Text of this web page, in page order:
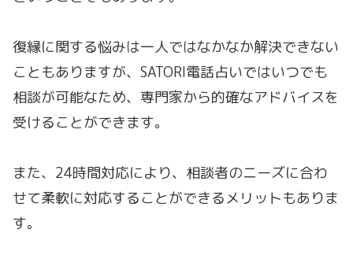
復縁に関する悩みは一人ではなかなか解決できない
こともありますが、SATORI電話占いではいつでも
相談が可能なため、専門家から的確なアドバイスを
受けることができます。
また、24時間対応により、相談者のニーズに合わ
せて柔軟に対応することができるメリットもありま
す。